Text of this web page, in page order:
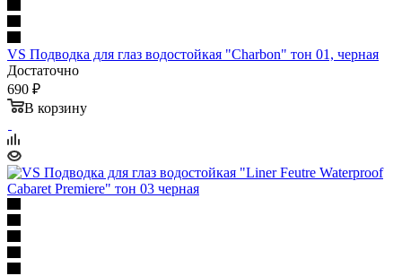
VS Подводка для глаз водостойкая "Charbon" тон 01, черная
Достаточно
690 ₽
В корзину